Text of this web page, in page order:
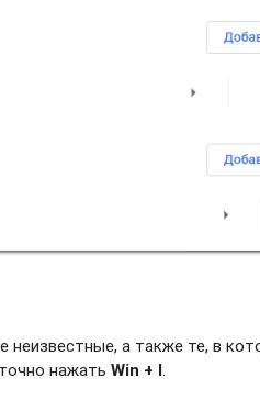
неизвестные, а также те, в
нажатьWin + I